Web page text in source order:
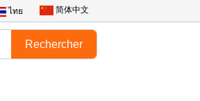
ไทย 简体中文